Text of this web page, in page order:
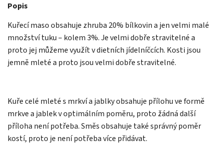
Popis
Kuřecí maso obsahuje zhruba 20% bílkovin a jen velmi malé
množství tuku – kolem 3%. Je velmi dobře stravitelné a
proto jej můžeme využít v dietních jídelníčcích. Kosti jsou
jemně mleté a proto jsou velmi dobře stravitelné.
Kuře celé mleté s mrkví a jablky obsahuje přílohu ve formě
mrkve a jablek v optimálním poměru, proto žádná další
příloha není potřeba. Směs obsahuje také správný poměr
kostí, proto je není potřeba více přidávat.